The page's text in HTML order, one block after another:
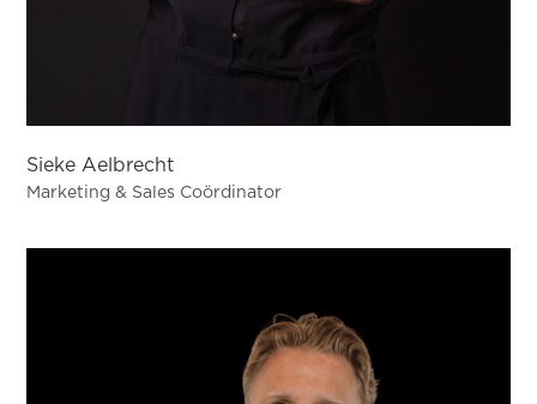
Sieke Aelbrecht
Marketing & Sales Coördinator